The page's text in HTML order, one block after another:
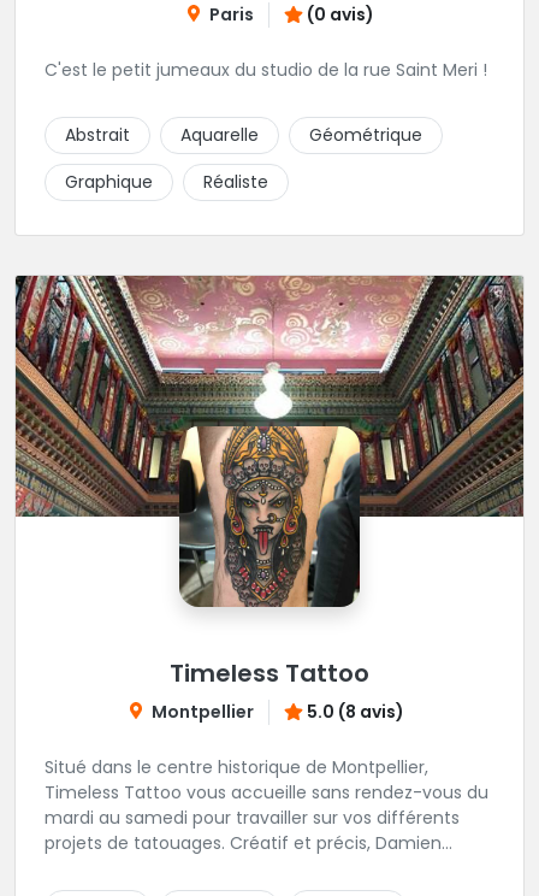
Paris (0 avis)
C'est le petit jumeaux du studio de la rue Saint Meri !
Abstrait Aquarelle
Géométrique
Graphique
Réaliste
Timeless Tattoo
Montpellier 5.0 (8 avis)
Situé dans le centre historique de Montpellier,
Timeless Tattoo vous accueille sans rendez-vous du
mardi au samedi pour travailler sur vos différents
projets de tatouages. Créatif et précis, Damien